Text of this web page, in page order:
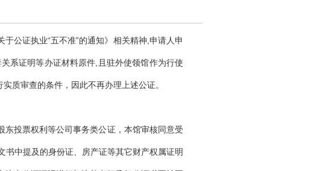
公证执业“五不准”的通知》相关精神,申请人申
系证明等办证材料原件,且驻外使领馆作为行使
质审查的条件，因此不再办理上述公证。
投票权利等公司事务类公证，本馆审核同意受
书中提及的身份证、房产证等其它财产权属证明